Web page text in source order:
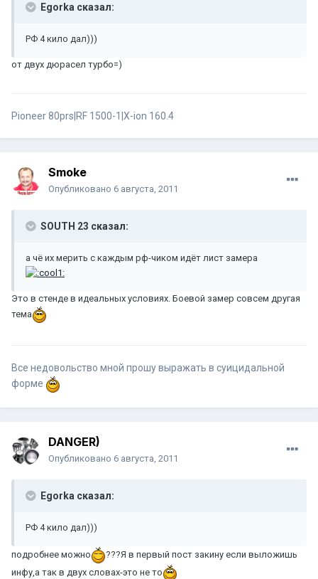
Egorka сказал:
РФ 4 кило дал)))
от двух дюрасел турбо=)
Pioneer 80prs|RF 1500-1|X-ion 160.4
Smoke
Опубликовано 6 августа, 2011
SOUTH 23 сказал:
а чё их мерить с каждым рф-чиком идёт лист замера
Это в стенде в идеальных условиях. Боевой замер совсем другая
тема
Все недовольство мной прошу выражать в суицидальной
форме
DANGER)
Опубликовано 6 августа, 2011
Egorka сказал:
РФ 4 кило дал)))
подробнее можно
???Я в первый пост закину если выложишь
инфу,а так в двух словах-это не то